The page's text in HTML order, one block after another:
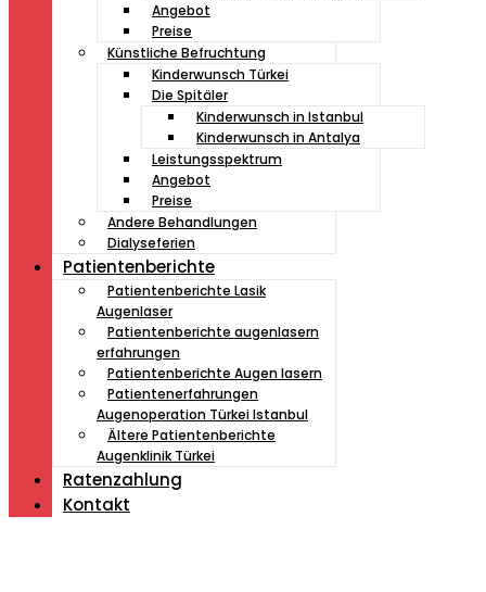
Angebot
Preise
Künstliche Befruchtung
Kinderwunsch Türkei
Die Spitäler
Kinderwunsch in Istanbul
Kinderwunsch in Antalya
Leistungsspektrum
Angebot
Preise
Andere Behandlungen
Dialyseferien
Patientenberichte
Patientenberichte Lasik
Augenlaser
Patientenberichte augenlasern
erfahrungen
Patientenberichte Augen lasern
Patientenerfahrungen
Augenoperation Türkei Istanbul
Ältere Patientenberichte
Augenklinik Türkei
Ratenzahlung
Kontakt